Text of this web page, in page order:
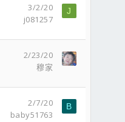
3/2/20
j081257
J
2/23/20
穆家
2/7/20
baby51763
B